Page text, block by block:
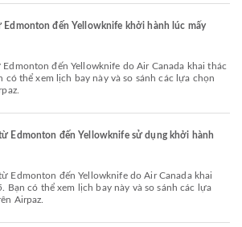
Edmonton đến Yellowknife khởi hành lúc mấy
có thể xem lịch bay này và so sánh các lựa chọn
Edmonton đến Yellowknife sử dụng khởi hành
Bạn có thể xem lịch bay này và so sánh các lựa
Airpaz.